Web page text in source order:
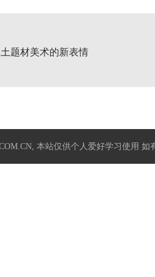
题材美术的新表情
, 本站仅供个人爱好学习使用 如